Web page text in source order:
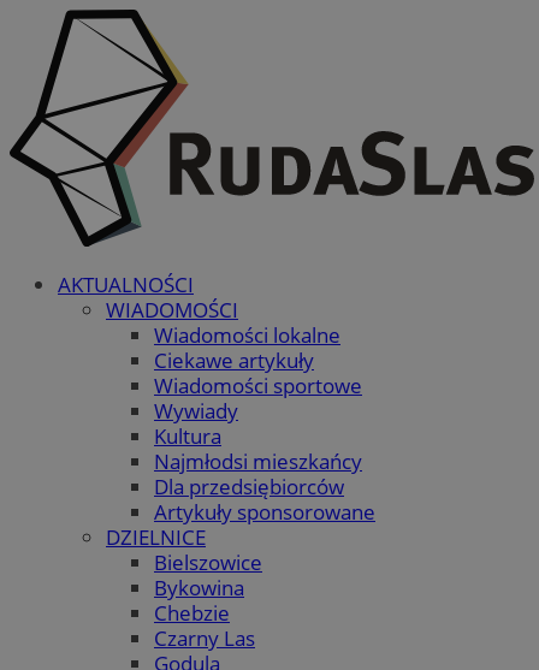
AKTUALNOŚCI
WIADOMOŚCI
Wiadomości lokalne
Ciekawe artykuły
Wiadomości sportowe
Wywiady
Kultura
Najmłodsi mieszkańcy
Dla przedsiębiorców
Artykuły sponsorowane
DZIELNICE
Bielszowice
Bykowina
Chebzie
Czarny Las
Godula